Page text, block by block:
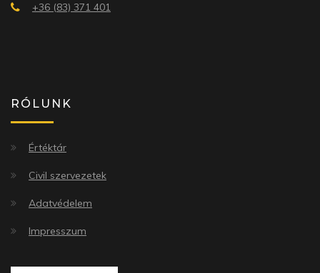
+36 (83) 371 401
RÓLUNK
Értéktár
Civil szervezetek
Adatvédelem
Impresszum